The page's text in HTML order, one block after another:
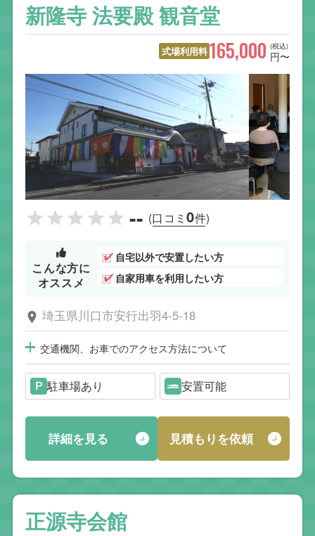
新隆寺 法要殿 観音堂
式場利用料 (税込)
165,000 円〜
-- (口コミ0件)
こんな方に
オススメ
自宅以外で安置したい方
自家用車を利用したい方
埼玉県川口市安行出羽4-5-18
交通機関、お車でのアクセス方法について
駐車場あり 安置可能
詳細を見る 見積もりを依頼
正源寺会館